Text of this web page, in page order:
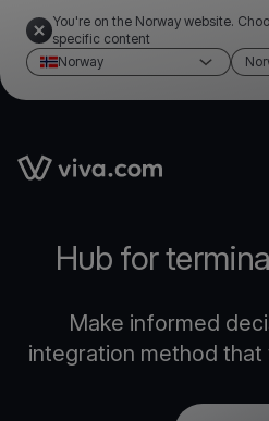
You're on the Norway website.
specific content
Norway
Link to the homepage
Hub for
Make informed
integration method